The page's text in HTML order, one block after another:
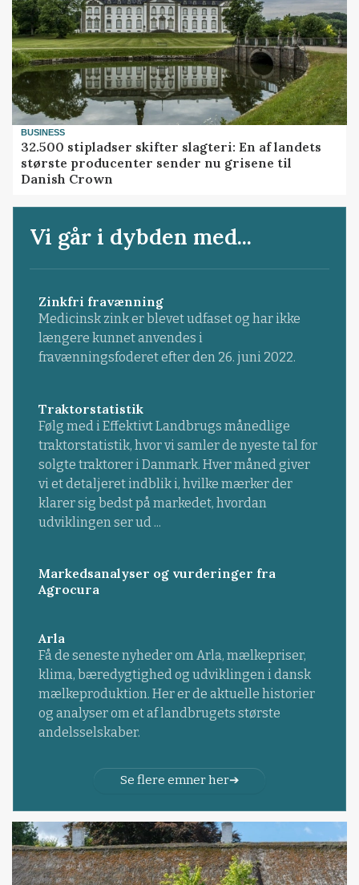
BUSINESS
32.500 stipladser skifter slagteri: En af landets
største producenter sender nu grisene til
Danish Crown
Vi går i dybden med...
Zinkfri fravænning
Medicinsk zink er blevet udfaset og har ikke
længere kunnet anvendes i
fravænningsfoderet efter den 26. juni 2022.
Traktorstatistik
Følg med i Effektivt Landbrugs månedlige
traktorstatistik, hvor vi samler de nyeste tal for
solgte traktorer i Danmark. Hver måned giver
vi et detaljeret indblik i, hvilke mærker der
klarer sig bedst på markedet, hvordan
udviklingen ser ud ...
Markedsanalyser og vurderinger fra
Agrocura
Arla
Få de seneste nyheder om Arla, mælkepriser,
klima, bæredygtighed og udviklingen i dansk
mælkeproduktion. Her er de aktuelle historier
og analyser om et af landbrugets største
andelsselskaber.
Se flere emner her